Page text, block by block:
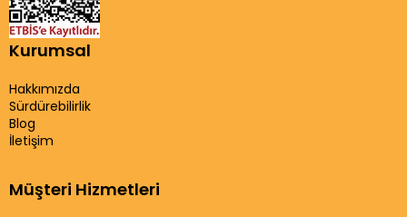
Kurumsal
Hakkımızda
Sürdürebilirlik
Blog
İletişim
Müşteri Hizmetleri